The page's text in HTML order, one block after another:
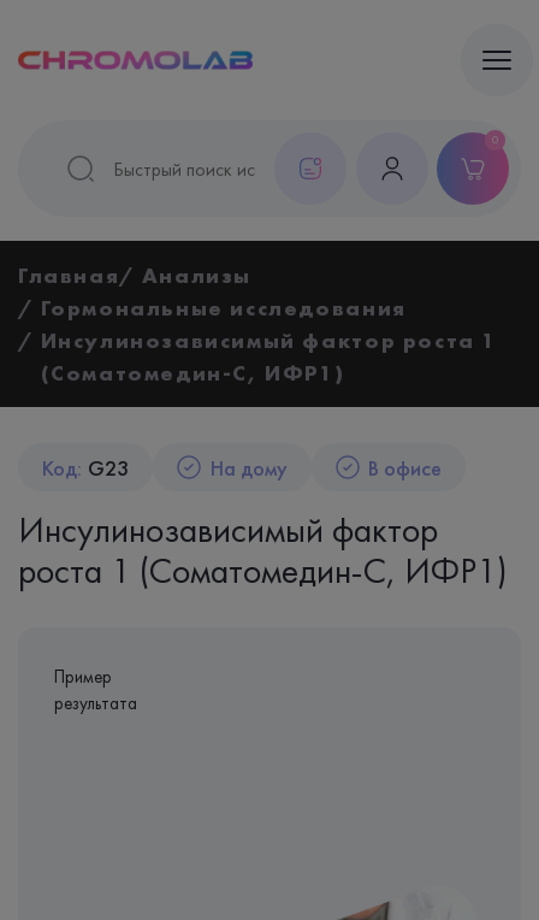
0
Главная
Анализы
Гормональные исследования
Инсулинозависимый фактор роста 1
(Соматомедин-С, ИФР1)
Код: G23 На дому В офисе
Инсулинозависимый фактор
роста 1 (Соматомедин-С, ИФР1)
Пример
результата